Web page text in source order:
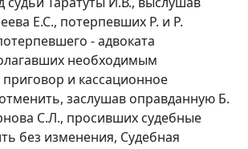
Е.С., потерпевших Р. и Р.
- адвоката
необходимым
и кассационное
заслушав оправданную Б.
С.Л., просивших судебные
без изменения, Судебная